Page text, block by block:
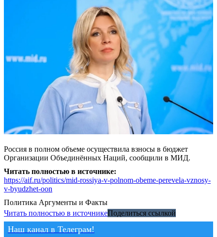
Россия в полном объеме осуществила взносы в бюджет
Организации Объединённых Наций, сообщили в МИД.
Читать полностью в источнике:
https://aif.ru/politics/mid-rossiya-v-polnom-obeme-perevela-vznosy-
v-byudzhet-oon
Политика Аргументы и Факты
Читать полностью в источникеПоделиться ссылкой
Наш канал в Телеграм!